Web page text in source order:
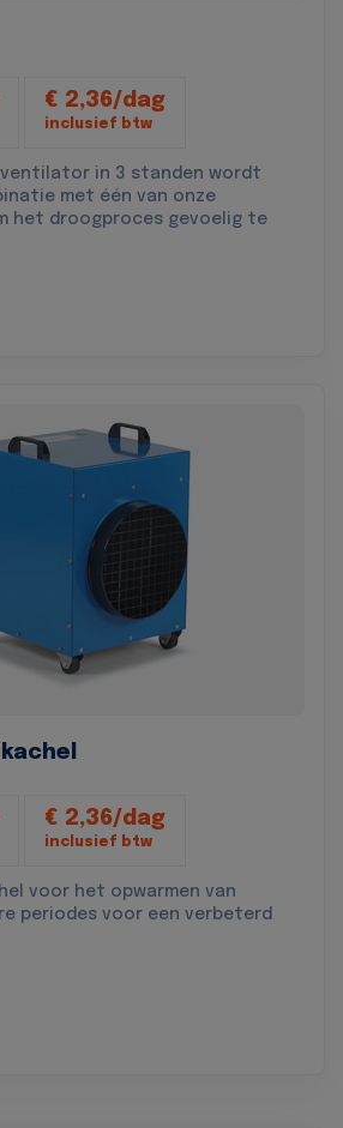
€ 2,36/dag
inclusief btw
ventilator in 3 standen wordt
met één van onze
het droogproces gevoelig te
€ 2,36/dag
inclusief btw
voor het opwarmen van
periodes voor een verbeterd